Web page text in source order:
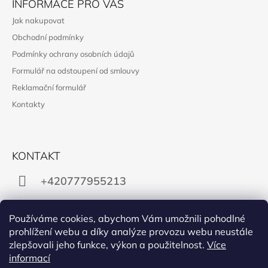
Používáme cookies, abychom Vám umožnili pohodlné
prohlížení webu a díky analýze provozu webu neustále
zlepšovali jeho funkce, výkon a použitelnost. Více
informací
INFORMACE PRO VÁS
Jak nakupovat
Obchodní podmínky
Podmínky ochrany osobních údajů
Formulář na odstoupení od smlouvy
Reklamační formulář
Kontakty
KONTAKT
+420777955213
Facebook